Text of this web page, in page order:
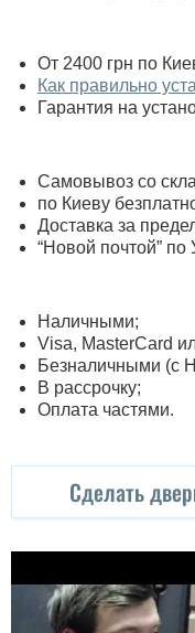
От 2400 грн по
Как правильно
Гарантия на
Самовывоз со
по Киеву
Доставка за
“Новой почтой”
Наличными;
Visa, MasterСard
Безналичными (с
В рассрочку;
Оплата частями.
Сделать